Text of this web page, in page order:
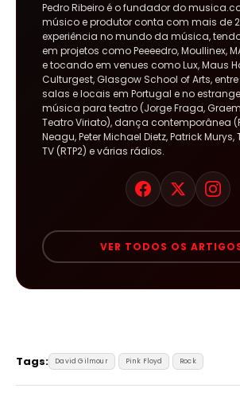
Pedro Ribeiro é o fundador do
músico e produtor conta com mais de
experiência no mundo da música,
em projetos como Peeeedro, Moullinex,
e tocando em venues como Lux, Maus
Culturgest, Glasgow School of Arts,
salas e locais em Portugal e no
música para teatro (Jorge Fraga,
Teatro Viriato), dança contemporânea
Neagu, Peter Michael Dietz, Patrick Murys,
TV (RTP2) e várias rádios.
VER TODOS OS
Tags: David Gilmour Pink Floyd Rock